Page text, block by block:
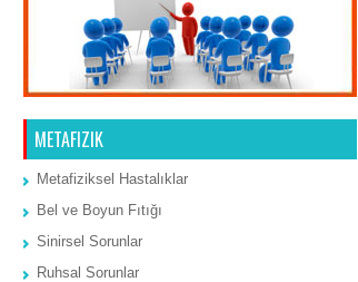
METAFIZIK
Metafiziksel Hastalıklar
Bel ve Boyun Fıtığı
Sinirsel Sorunlar
Ruhsal Sorunlar